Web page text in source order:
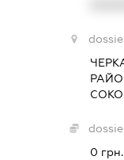
0 грн.